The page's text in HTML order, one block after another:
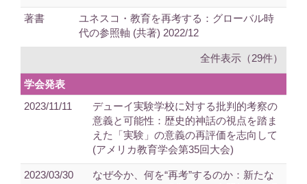
著書
ユネスコ・教育を再考する：グローバル時
代の参照軸 (共著) 2022/12
全件表示（29件）
学会発表
2023/11/11
デューイ実験学校に対する批判的考察の
意義と可能性：歴史的神話の視点を踏ま
えた「実験」の意義の再評価を志向して
(アメリカ教育学会第35回大会)
2023/03/30
なぜ今か、何を“再考”するのか：新たな